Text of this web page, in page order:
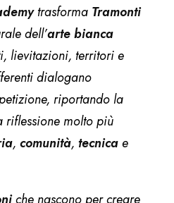
trasforma Tramonti
dell’artebianca
lievitazioni, territori e
dialogano
riportando la
riflessione molto più
, comunità, tecnicae
che nascono per creare